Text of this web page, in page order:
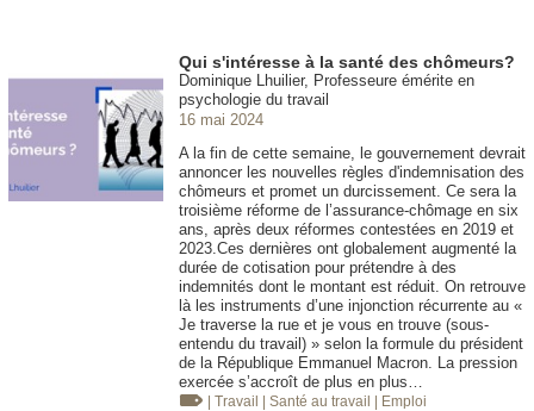
Qui s'intéresse à la santé des chômeurs?
Dominique Lhuilier, Professeure émérite en
psychologie du travail
16 mai 2024
A la fin de cette semaine, le gouvernement devrait
annoncer les nouvelles règles d'indemnisation des
chômeurs et promet un durcissement. Ce sera la
troisième réforme de l’assurance-chômage en six
ans, après deux réformes contestées en 2019 et
2023.Ces dernières ont globalement augmenté la
durée de cotisation pour prétendre à des
indemnités dont le montant est réduit. On retrouve
là les instruments d’une injonction récurrente au «
Je traverse la rue et je vous en trouve (sous-
entendu du travail) » selon la formule du président
de la République Emmanuel Macron. La pression
exercée s’accroît de plus en plus…
| Travail | Santé au travail | Emploi